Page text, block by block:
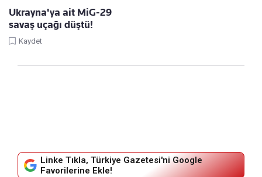
Ukrayna'ya ait MiG-29
savaş uçağı düştü!
Kaydet
Linke Tıkla, Türkiye Gazetesi'ni Google
Favorilerine Ekle!